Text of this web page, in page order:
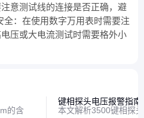
意测试线的连接是否正确，避
全：在使用数字万用表时需要注
压或大电流测试时需要格外小
的含
键相探头电压报警指南
本文解析3500键相探